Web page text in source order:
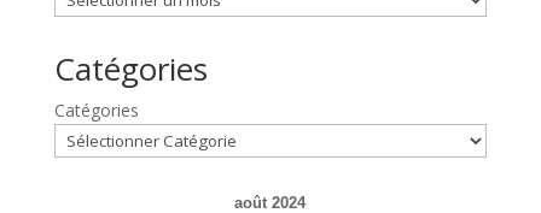
Catégories
Catégories
août 2024